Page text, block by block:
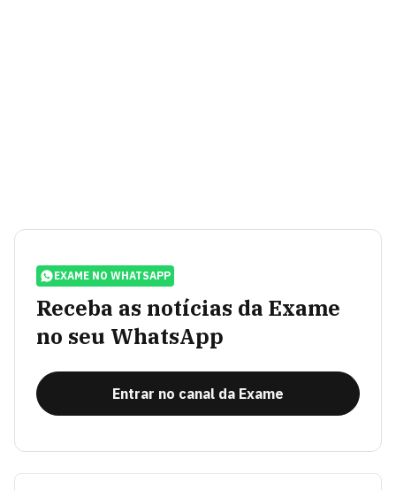
EXAME NO WHATSAPP
Receba as notícias da Exame
no seu WhatsApp
Entrar no canal da Exame